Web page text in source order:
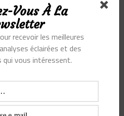
Alipay ant
Ant Group
Banque BATX
Blockchain
Fintech
Vous À La
recevoir les meilleures
éclairées et des
vous intéressent.